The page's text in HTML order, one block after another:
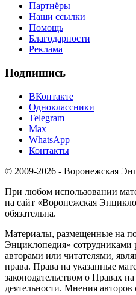
Партнёры
Наши ссылки
Помощь
Благодарности
Реклама
Подпишись
ВКонтакте
Одноклассники
Telegram
Max
WhatsApp
Контакты
© 2009-2026 - Воронежская
При любом использовании
на сайт «Воронежская
обязательна.
Материалы, размещенные на
Энциклопедия»
авторами или читателями,
права. Права на указанные
законодательством о Правах
деятельности. Мнения